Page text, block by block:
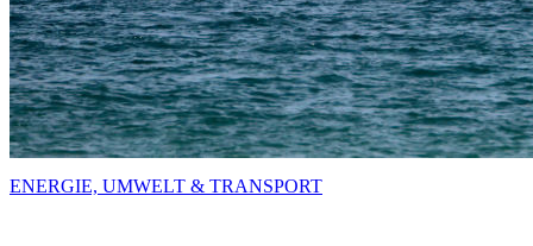
ENERGIE, UMWELT & TRANSPORT